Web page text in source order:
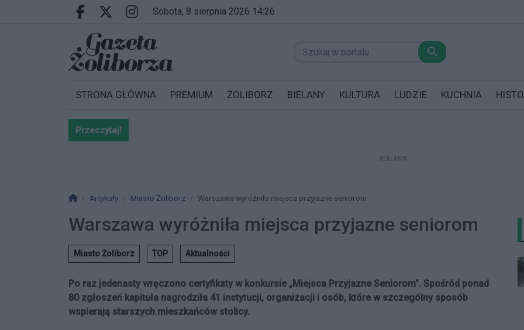
Przejdź do głównych treści
Przejdź do wyszukiwarki
Przejdź do głównego menu
Facebook.com
X.comInstagram.com
sobota, 8 sierpnia 2026 14:26
STRONA GŁÓWNA PREMIUM ŻOLIBORZ BIELANY KULTURA LUDZIE KUCHNIA
Przeczytaj!
REKLAMA
Strona główna
Artykuły Miasto Żoliborz Warszawa wyróżniła miejsca przyjazne seniorom
Warszawa wyróżniła miejsca przyjazne seniorom
Miasto Żoliborz TOP Aktualności
Po raz jedenasty wręczono certyfikaty w konkursie „Miejsca Przyjazne Seniorom”. Spośród ponad
80 zgłoszeń kapituła nagrodziła 41 instytucji, organizacji i osób, które w szczególny sposób
wspierają starszych mieszkańców stolicy.